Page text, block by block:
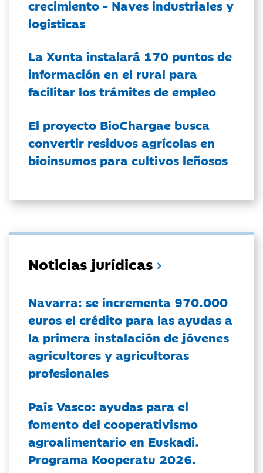
crecimiento - Naves industriales y
logísticas
La Xunta instalará 170 puntos de
información en el rural para
facilitar los trámites de empleo
El proyecto BioChargae busca
convertir residuos agrícolas en
bioinsumos para cultivos leñosos
Noticias jurídicas
Navarra: se incrementa 970.000
euros el crédito para las ayudas a
la primera instalación de jóvenes
agricultores y agricultoras
profesionales
País Vasco: ayudas para el
fomento del cooperativismo
agroalimentario en Euskadi.
Programa Kooperatu 2026.